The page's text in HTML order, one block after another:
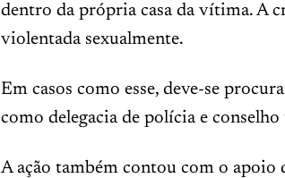
dentro da própria casa da vítima. A
violentada sexualmente.
Em casos como esse, deve-se
como delegacia de polícia e
A ação também contou com o apoio